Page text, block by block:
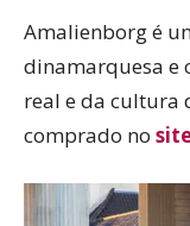
Amalienborg é
dinamarquesa e
real e da cultura
comprado no